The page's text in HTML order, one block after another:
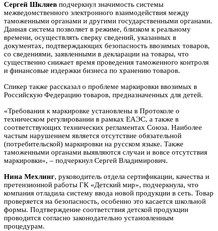
Сергей Шкляев подчеркнул значимость системы
межведомственного электронного взаимодействия между
таможенными органами и другими государственными органами.
Данная система позволяет в режиме, близком к реальному
времени, осуществлять сверку сведений, указанных в
документах, подтверждающих безопасность ввозимых товаров,
со сведениями, заявленными в декларации на товары, что
существенно снижает время проведения таможенного контроля
и финансовые издержки бизнеса по хранению товаров.
Спикер также рассказал о проблеме маркировки ввозимых в
Российскую Федерацию товаров, предназначенных для детей.
«Требования к маркировке установлены в Протоколе о
техническом регулировании в рамках ЕАЭС, а также в
соответствующих технических регламентах Союза. Наиболее
частым нарушением является отсутствие обязательной
(потребительской) маркировки на русском языке. Также
таможенными органами выявляются случаи и вовсе отсутствия
маркировки», – подчеркнул Сергей Владимирович.
Нина Мехлинг, руководитель отдела сертификации, качества и
претензионной работы ГК «Детский мир», подчеркнула, что
компания отладила систему ввода новой продукции в сеть. Товар
проверяется на безопасность, особенно это касается школьной
формы. Подтверждение соответствия детской продукции
проводится согласно законодательно установленным
процедурам.